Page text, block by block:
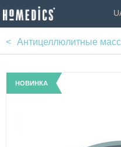
Антицеллюлитные
НОВИНКА